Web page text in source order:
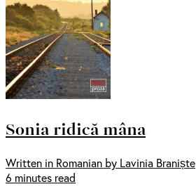
Sonia ridică mâna
Written in Romanian by Lavinia Braniște
6 minutes read